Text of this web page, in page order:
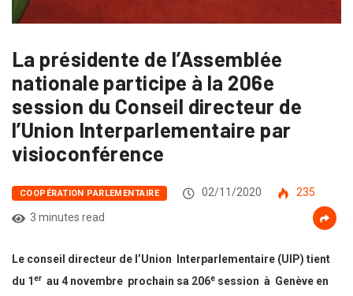
La présidente de l’Assemblée
nationale participe à la 206e
session du Conseil directeur de
l’Union Interparlementaire par
visioconférence
COOPÉRATION PARLEMENTAIRE 02/11/2020
235
3 minutes read
Le conseil directeur de l’Union Interparlementaire (UIP) tient
du 1 er au 4 novembre prochain sa 206e session à Genève en